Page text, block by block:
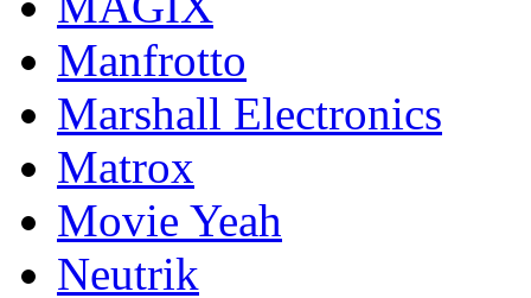
Manfrotto
Marshall Electronics
Matrox
Movie Yeah
Neutrik